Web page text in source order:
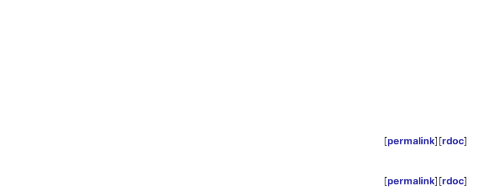
[permalink][rdoc]
[permalink][rdoc]